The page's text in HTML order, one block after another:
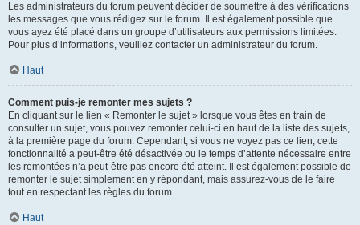
Les administrateurs du forum peuvent décider de soumettre à des vérifications
les messages que vous rédigez sur le forum. Il est également possible que
vous ayez été placé dans un groupe d’utilisateurs aux permissions limitées.
Pour plus d’informations, veuillez contacter un administrateur du forum.
Haut
Comment puis-je remonter mes sujets ?
En cliquant sur le lien « Remonter le sujet » lorsque vous êtes en train de
consulter un sujet, vous pouvez remonter celui-ci en haut de la liste des sujets,
à la première page du forum. Cependant, si vous ne voyez pas ce lien, cette
fonctionnalité a peut-être été désactivée ou le temps d’attente nécessaire entre
les remontées n’a peut-être pas encore été atteint. Il est également possible de
remonter le sujet simplement en y répondant, mais assurez-vous de le faire
tout en respectant les règles du forum.
Haut